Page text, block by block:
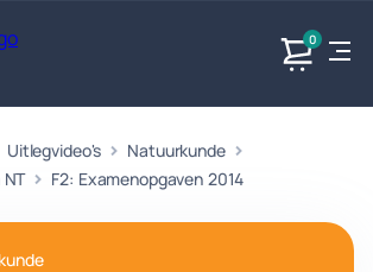
0
Maatschappijvakken
Geen vakken.
Producten
Uitlegvideo's
Natuurkunde
NT
F2: Examenopgaven 2014